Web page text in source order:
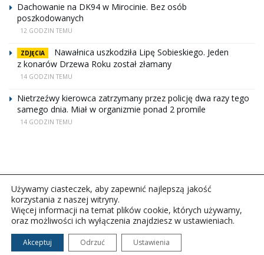
Dachowanie na DK94 w Mirocinie. Bez osób
poszkodowanych
12 GODZIN TEMU
ZDJĘCIA
Nawałnica uszkodziła Lipę Sobieskiego. Jeden
z konarów Drzewa Roku został złamany
14 GODZIN TEMU
Nietrzeźwy kierowca zatrzymany przez policję dwa razy tego
samego dnia. Miał w organizmie ponad 2 promile
14 GODZIN TEMU
Copyright © 2026Polskie Radio Rzeszów S.A. w likwidacj.
Wszelkie prawa zastrzeżone.
Używamy ciasteczek, aby zapewnić najlepszą jakość
korzystania z naszej witryny.
Więcej informacji na temat plików cookie, których używamy,
oraz możliwości ich wyłączenia znajdziesz w ustawieniach.
Akceptuj Odrzuć Ustawienia